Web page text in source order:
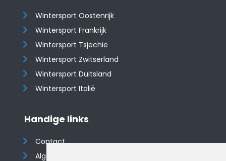
Wintersport Oostenrijk
Wintersport Frankrijk
Wintersport Tsjechië
Wintersport Zwitserland
Wintersport Duitsland
Wintersport Italië
Handige links
Contact
Algemene voorwaarden